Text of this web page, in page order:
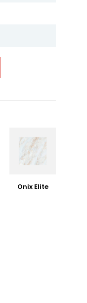
Onix Elite